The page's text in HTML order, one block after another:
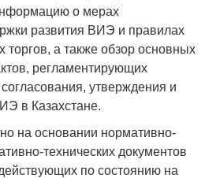
о мерах
развития ВИЭ и правилах
торгов, а также обзор основных
регламентирующих
утверждения и
в Казахстане.
на основании нормативно-
технических документов
по состоянию на